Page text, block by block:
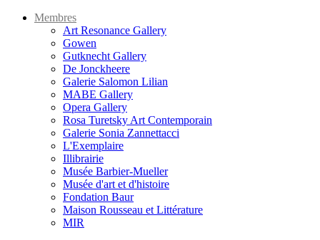
Membres
Art Resonance Gallery
Gowen
Gutknecht Gallery
De Jonckheere
Galerie Salomon Lilian
MABE Gallery
Opera Gallery
Rosa Turetsky Art Contemporain
Galerie Sonia Zannettacci
L'Exemplaire
Illibrairie
Musée Barbier-Mueller
Musée d'art et d'histoire
Fondation Baur
Maison Rousseau et Littérature
MIR